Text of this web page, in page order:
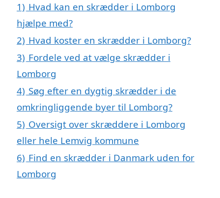
1) Hvad kan en skrædder i Lomborg
hjælpe med?
2) Hvad koster en skrædder i Lomborg?
3) Fordele ved at vælge skrædder i
Lomborg
4) Søg efter en dygtig skrædder i de
omkringliggende byer til Lomborg?
5) Oversigt over skræddere i Lomborg
eller hele Lemvig kommune
6) Find en skrædder i Danmark uden for
Lomborg